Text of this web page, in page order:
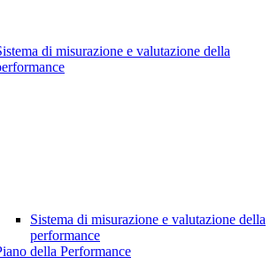
di misurazione e valutazione della
Sistema di misurazione e valutazione della
performance
della Performance